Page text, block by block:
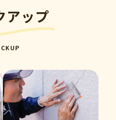
アップ